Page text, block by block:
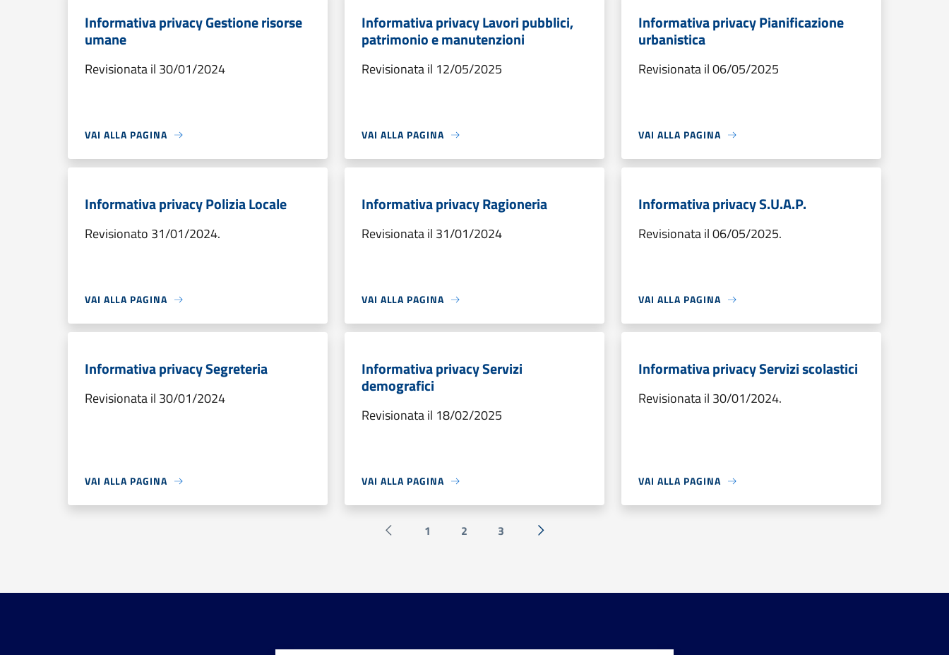
Informativa privacy Gestione risorse
umane
Revisionata il 30/01/2024
VAI ALLA PAGINA
Informativa privacy Lavori pubblici,
patrimonio e manutenzioni
Revisionata il 12/05/2025
VAI ALLA PAGINA
Informativa privacy Pianificazione
urbanistica
Revisionata il 06/05/2025
VAI ALLA PAGINA
Informativa privacy Polizia Locale
Revisionato 31/01/2024.
VAI ALLA PAGINA
Informativa privacy Ragioneria
Revisionata il 31/01/2024
VAI ALLA PAGINA
Informativa privacy S.U.A.P.
Revisionata il 06/05/2025.
VAI ALLA PAGINA
Informativa privacy Segreteria
Revisionata il 30/01/2024
VAI ALLA PAGINA
Informativa privacy Servizi
demografici
Revisionata il 18/02/2025
VAI ALLA PAGINA
Informativa privacy Servizi scolastici
Revisionata il 30/01/2024.
VAI ALLA PAGINA
Pagina precedente
1 2 3
Successiva »